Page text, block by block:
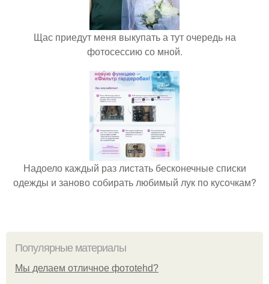
Щас приедут меня выкупать а тут очередь на
фотосессию со мной.
Надоело каждый раз листать бесконечные списки
одежды и заново собирать любимый лук по кусочкам?
Популярные материалы
Мы делаем отличное фотоtehd?